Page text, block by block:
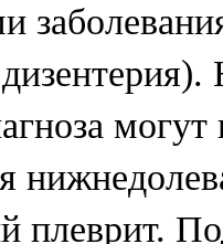
плеврит.